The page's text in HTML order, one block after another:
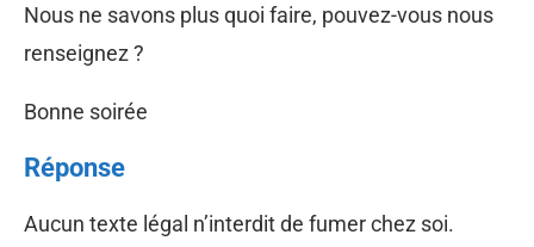
Nous ne savons plus quoi faire, pouvez-vous nous
renseignez ?
Bonne soirée
Réponse
Aucun texte légal n’interdit de fumer chez soi.